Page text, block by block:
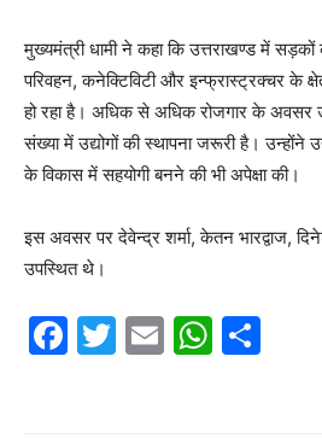
मुख्यमंत्री धामी ने कहा कि उत्तराखण्ड में सड़कों
परिवहन, कनेक्टिविटी और इन्फ्रास्ट्रक्चर के
हो रहा है। अधिक से अधिक रोजगार के अवसर
संख्या में उद्योगों की स्थापना जरूरी है। उन्होंने
के विकास में सहयोगी बनने की भी अपेक्षा की।
इस अवसर पर देवेन्द्र शर्मा, केतन भारद्वाज,
उपस्थित थे।
F
T
E
W